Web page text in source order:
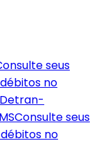
seus
no
MSConsulte seus
no